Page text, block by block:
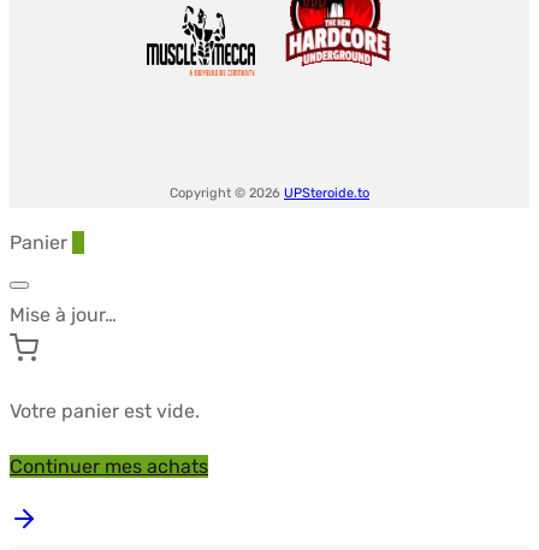
Copyright © 2026 UPSteroide.to
Panier
Mise à jour…
Votre panier est vide.
Continuer mes achats